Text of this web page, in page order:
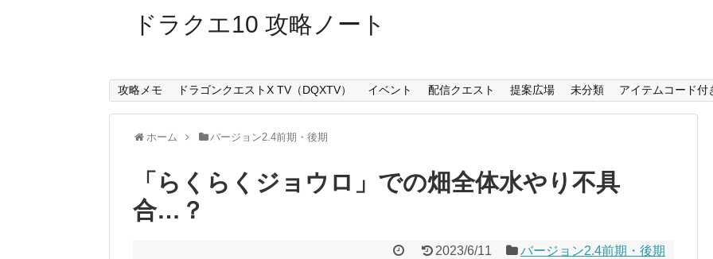
ドラクエ10 攻略ノート
攻略メモ ドラゴンクエストX TV（DQXTV） イベント 配信クエスト 提案広場 未分類 アイテムコード付
ホーム バージョン2.4前期・後期
「らくらくジョウロ」での畑全体水やり不具
合…？
2023/6/11 バージョン2.4前期・後期